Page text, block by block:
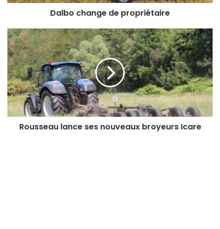
Dalbo change de propriétaire
Rousseau
lance
ses
nouveaux
broyeurs
Icare
Rousseau lance ses nouveaux broyeurs Icare